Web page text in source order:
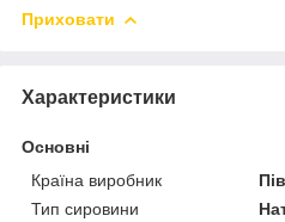
Приховати
Характеристики
Основні
Країна виробник
Тип сировини